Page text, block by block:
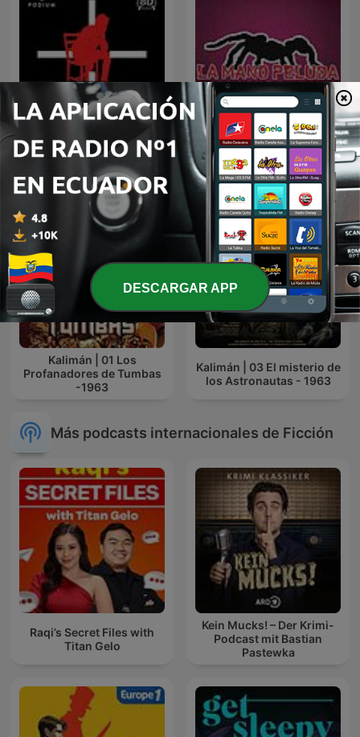
TERROR La Mano Peluda
Kalimán | 01 Los
Profanadores de Tumbas
-1963
Kalimán | 03 El misterio de
los Astronautas - 1963
Más podcasts internacionales de Ficción
Raqi’s Secret Files with
Titan Gelo
Kein Mucks! – Der Krimi-
Podcast mit Bastian
Pastewka
DESCARGAR APP